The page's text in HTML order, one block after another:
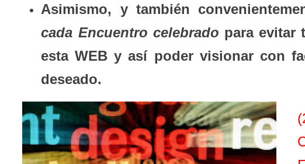
Asimismo, y también
cada Encuentro celebrado para evitar
esta WEB y así poder visionar con
deseado.